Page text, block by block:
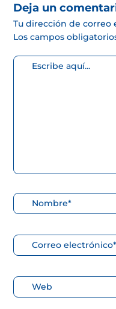
Deja un
Tu dirección de correo
Los campos
Escribe
Nombre*
Correo
electrónico*
Web